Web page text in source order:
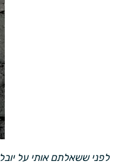
לפני ששאלתם אותי על